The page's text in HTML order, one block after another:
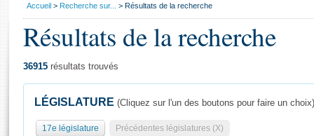
Général
Vous
Accueil Recherche sur... Résultats de la recherche
Résultats de la recherche
36915 résultats trouvés
LÉGISLATURE (Cliquez sur l'un des boutons pour faire un choix)
17e législature Précédentes législatures (X)